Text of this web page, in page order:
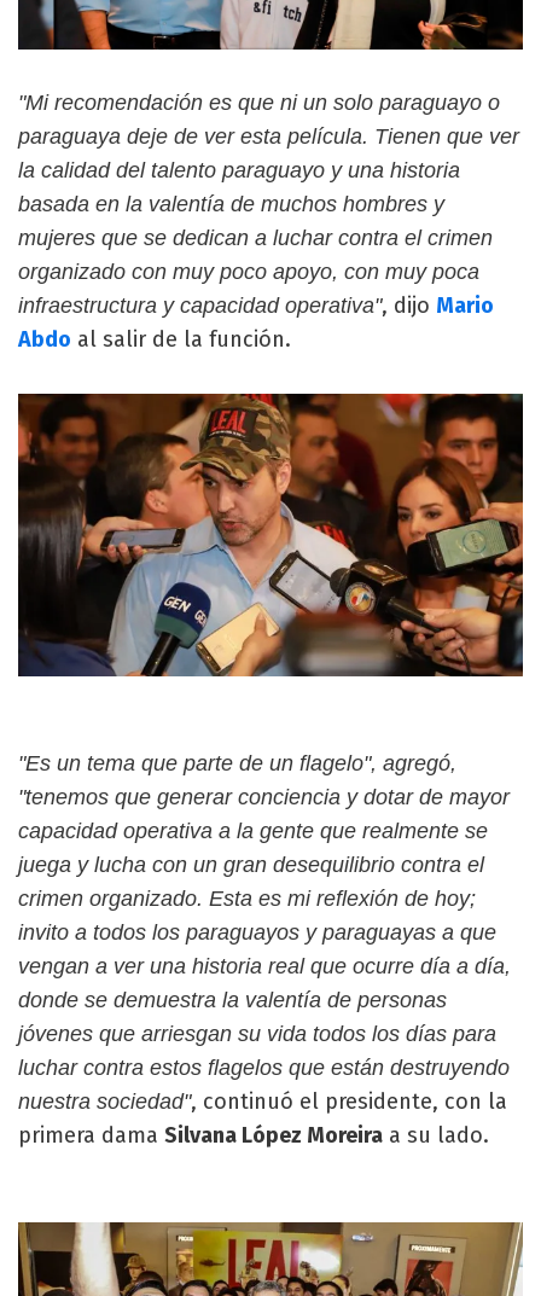
"Mi recomendación es que ni un solo paraguayo o
paraguaya deje de ver esta película. Tienen que ver
la calidad del talento paraguayo y una historia
basada en la valentía de muchos hombres y
mujeres que se dedican a luchar contra el crimen
organizado con muy poco apoyo, con muy poca
infraestructura y capacidad operativa", dijo Mario
Abdo al salir de la función.
"Es un tema que parte de un flagelo", agregó,
"tenemos que generar conciencia y dotar de mayor
capacidad operativa a la gente que realmente se
juega y lucha con un gran desequilibrio contra el
crimen organizado. Esta es mi reflexión de hoy;
invito a todos los paraguayos y paraguayas a que
vengan a ver una historia real que ocurre día a día,
donde se demuestra la valentía de personas
jóvenes que arriesgan su vida todos los días para
luchar contra estos flagelos que están destruyendo
nuestra sociedad", continuó el presidente, con la
primera dama Silvana López Moreira a su lado.